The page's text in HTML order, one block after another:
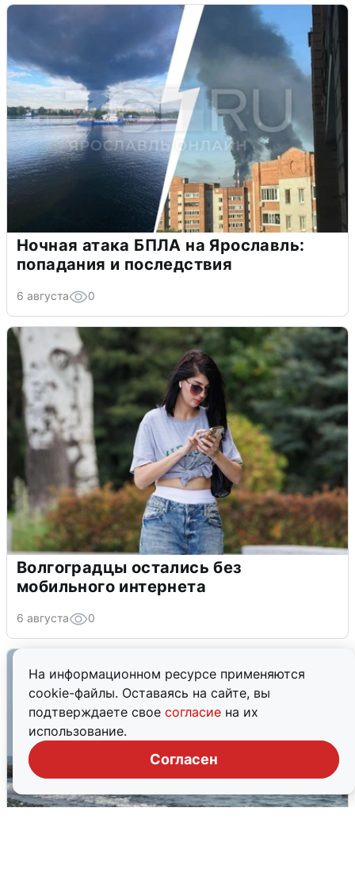
На информационном ресурсе применяются
cookie-файлы. Оставаясь на сайте, вы
подтверждаете свое согласие на их
использование.
Согласен
Ночная атака БПЛА на Ярославль:
попадания и последствия
6 августа 0
Волгоградцы остались без
мобильного интернета
6 августа 0